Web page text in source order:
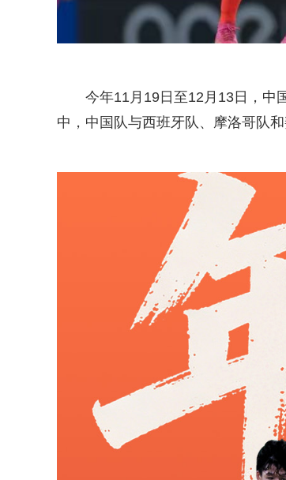
今年11月19日至12月13日，中
中，中国队与西班牙队、摩洛哥队和